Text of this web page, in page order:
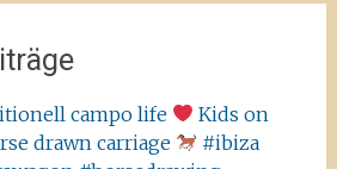
campo life
Kids on
drawn carriage
#ibiza